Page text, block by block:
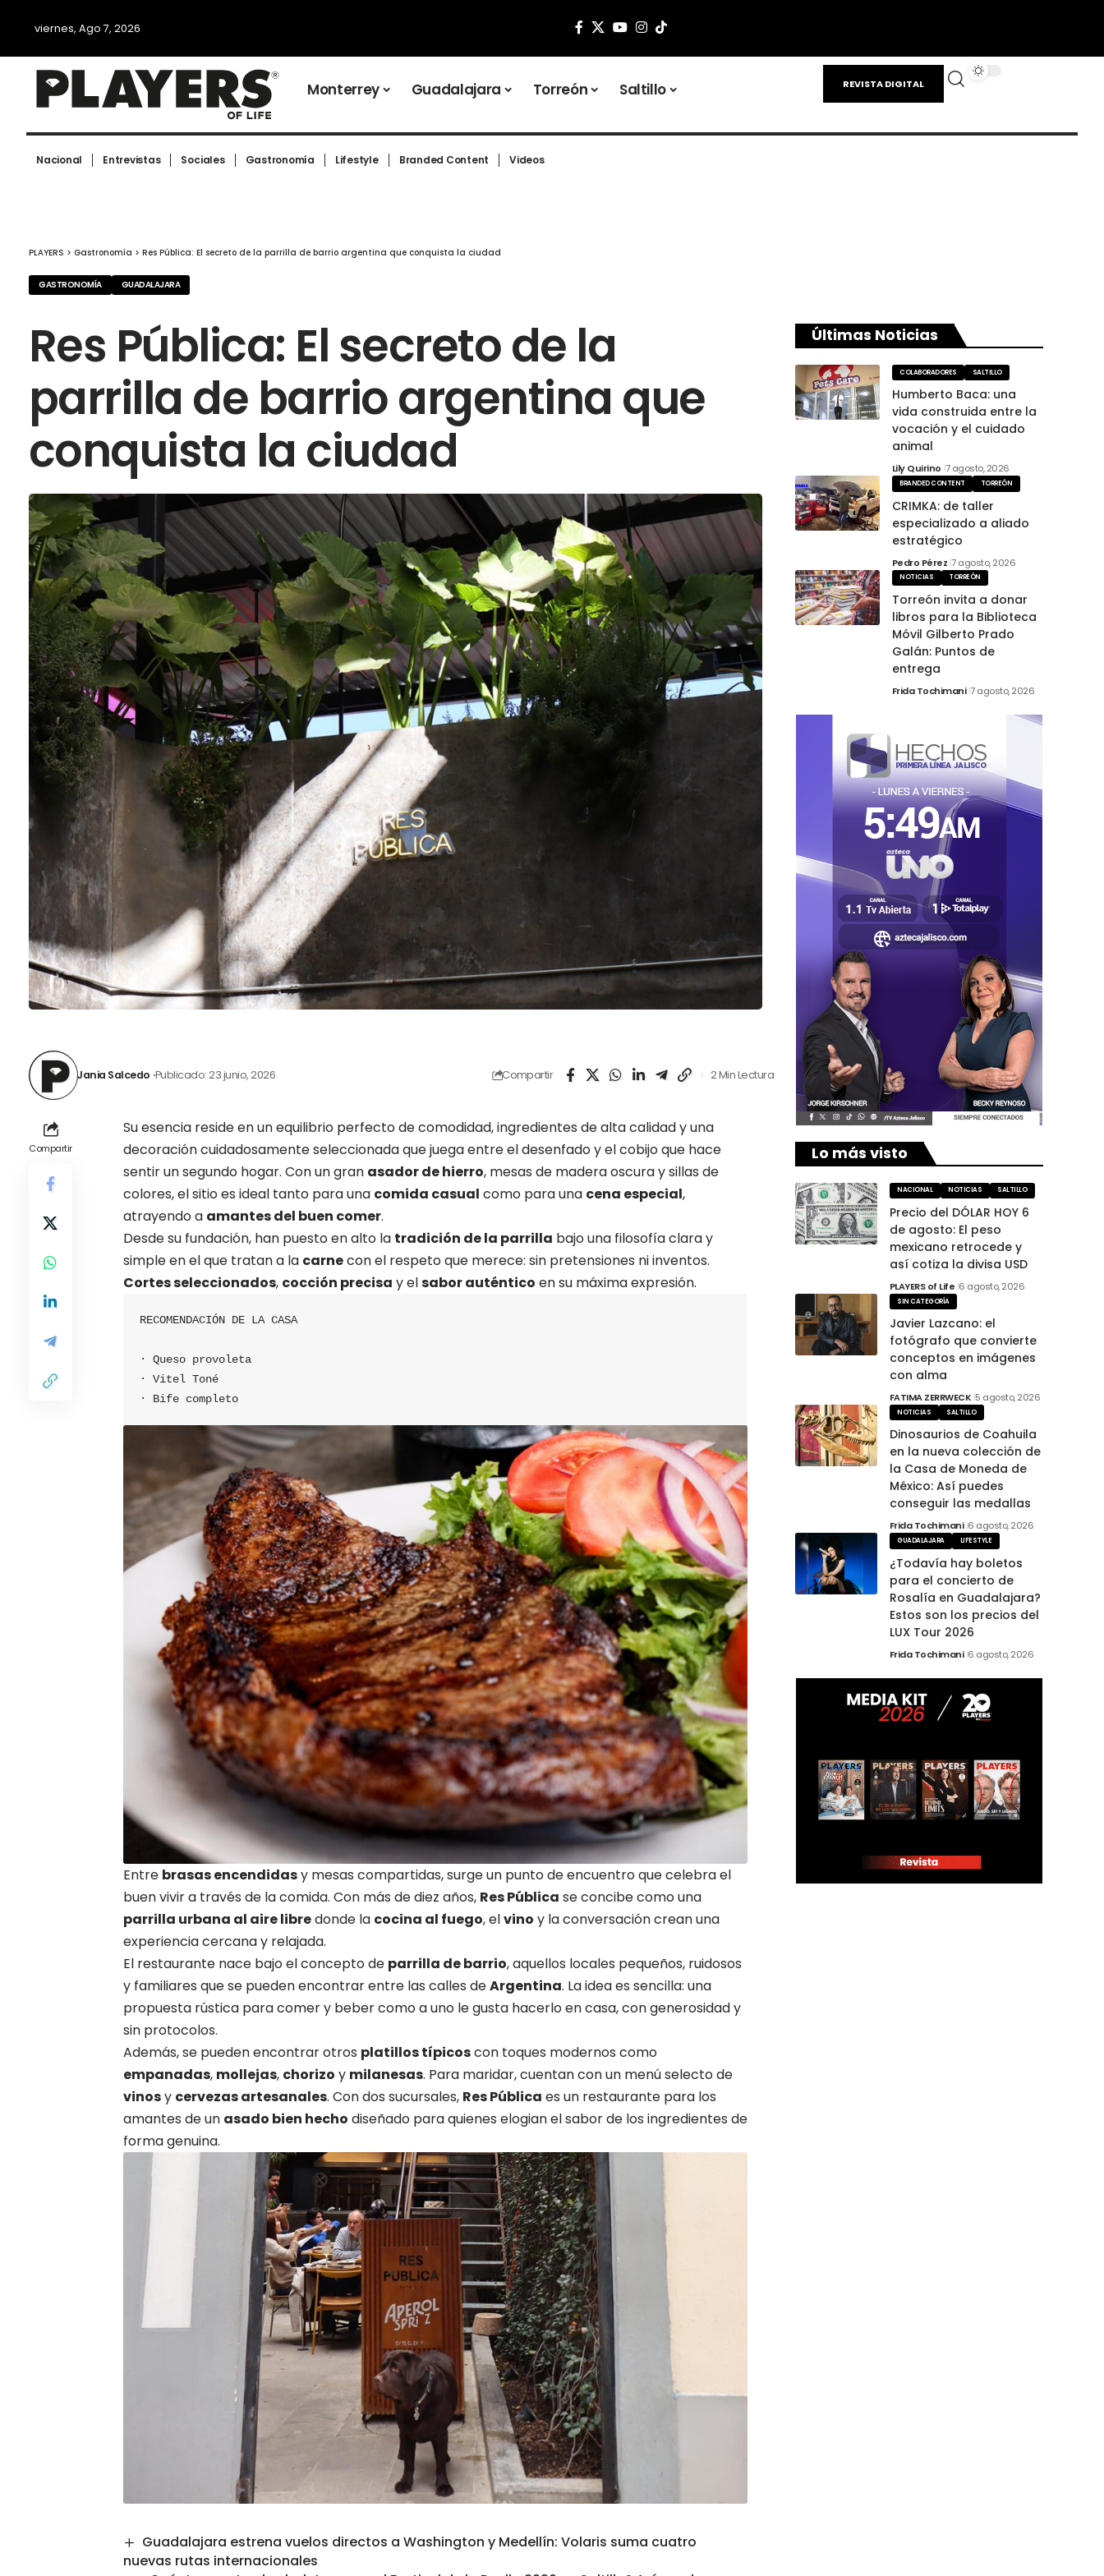
viernes, Ago 7, 2026
Monterrey Guadalajara Torreón Saltillo REVISTA DIGITAL
Nacional Entrevistas Sociales Gastronomía Lifestyle Branded Content Videos
PLAYERS > Gastronomía > Res Pública: El secreto de la parrilla de barrio argentina que conquista la ciudad
GASTRONOMÍA GUADALAJARA
Res Pública: El secreto de la
parrilla de barrio argentina que
conquista la ciudad
Jania Salcedo Publicado: 23 junio, 2026 Compartir 2 Min Lectura
Compartir
Su esencia reside en un equilibrio perfecto de comodidad, ingredientes de alta calidad y una
decoración cuidadosamente seleccionada que juega entre el desenfado y el cobijo que hace
sentir un segundo hogar. Con un gran asador de hierro, mesas de madera oscura y sillas de
colores, el sitio es ideal tanto para una comida casual como para una cena especial,
atrayendo a amantes del buen comer.
Desde su fundación, han puesto en alto la tradición de la parrilla bajo una filosofía clara y
simple en el que tratan a la carnecon el respeto que merece: sin pretensiones ni inventos.
Cortes seleccionados, cocción precisa y elsabor auténtico en su máxima expresión.
RECOMENDACIÓN DE LA CASA
· Queso provoleta
· Vitel Toné
· Bife completo
Entre brasas encendidasy mesas compartidas, surge un punto de encuentro que celebra el
buen vivir a través de la comida. Con más de diez años, Res Pública se concibe como una
parrilla urbana al aire libredonde la cocina al fuego, elvino y la conversación crean una
experiencia cercana y relajada.
El restaurante nace bajo el concepto de parrilla de barrio, aquellos locales pequeños, ruidosos
y familiares que se pueden encontrar entre las calles deArgentina. La idea es sencilla: una
propuesta rústica para comer y beber como a uno le gusta hacerlo en casa, con generosidad y
sin protocolos.
Además, se pueden encontrar otros platillos típicoscon toques modernos como
empanadas, mollejas, chorizo y milanesas. Para maridar, cuentan con un menú selecto de
vinosy cervezas artesanales. Con dos sucursales, Res Pública es un restaurante para los
amantes de un asado bien hecho diseñado para quienes elogian el sabor de los ingredientes de
forma genuina.
Guadalajara estrena vuelos directos a Washington y Medellín: Volaris suma cuatro
nuevas rutas internacionales
Últimas Noticias
COLABORADORES SALTILLO
Humberto Baca: una
vida construida entre la
vocación y el cuidado
animal
Lily Quirino 7 agosto, 2026
BRANDED CONTENT TORREÓN
CRIMKA: de taller
especializado a aliado
estratégico
Pedro Pérez 7 agosto, 2026
NOTICIAS TORREÓN
Torreón invita a donar
libros para la Biblioteca
Móvil Gilberto Prado
Galán: Puntos de
entrega
Frida Tochimani 7 agosto, 2026
Lo más visto
NACIONAL NOTICIAS SALTILLO
Precio del DÓLAR HOY 6
de agosto: El peso
mexicano retrocede y
así cotiza la divisa USD
PLAYERS of Life 6 agosto, 2026
SIN CATEGORÍA
Javier Lazcano: el
fotógrafo que convierte
conceptos en imágenes
con alma
FATIMA ZERRWECK 5 agosto, 2026
NOTICIAS SALTILLO
Dinosaurios de Coahuila
en la nueva colección de
la Casa de Moneda de
México: Así puedes
conseguir las medallas
Frida Tochimani 6 agosto, 2026
GUADALAJARA LIFESTYLE
¿Todavía hay boletos
para el concierto de
Rosalía en Guadalajara?
Estos son los precios del
LUX Tour 2026
Frida Tochimani 6 agosto, 2026